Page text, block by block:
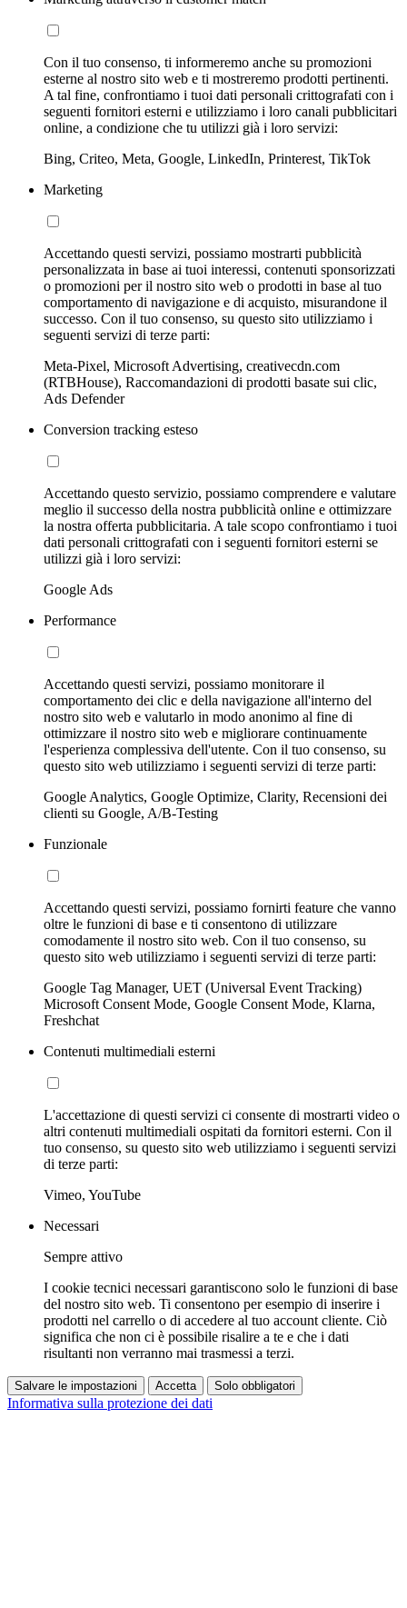
Con il tuo consenso, ti informeremo anche su promozioni
esterne al nostro sito web e ti mostreremo prodotti pertinenti.
A tal fine, confrontiamo i tuoi dati personali crittografati con i
seguenti fornitori esterni e utilizziamo i loro canali pubblicitari
online, a condizione che tu utilizzi già i loro servizi:
Bing, Criteo, Meta, Google, LinkedIn, Printerest, TikTok
Marketing
Accettando questi servizi, possiamo mostrarti pubblicità
personalizzata in base ai tuoi interessi, contenuti sponsorizzati
o promozioni per il nostro sito web o prodotti in base al tuo
comportamento di navigazione e di acquisto, misurandone il
successo. Con il tuo consenso, su questo sito utilizziamo i
seguenti servizi di terze parti:
Meta-Pixel, Microsoft Advertising, creativecdn.com
(RTBHouse), Raccomandazioni di prodotti basate sui clic,
Ads Defender
Conversion tracking esteso
Accettando questo servizio, possiamo comprendere e valutare
meglio il successo della nostra pubblicità online e ottimizzare
la nostra offerta pubblicitaria. A tale scopo confrontiamo i tuoi
dati personali crittografati con i seguenti fornitori esterni se
utilizzi già i loro servizi:
Google Ads
Performance
Accettando questi servizi, possiamo monitorare il
comportamento dei clic e della navigazione all'interno del
nostro sito web e valutarlo in modo anonimo al fine di
ottimizzare il nostro sito web e migliorare continuamente
l'esperienza complessiva dell'utente. Con il tuo consenso, su
questo sito web utilizziamo i seguenti servizi di terze parti:
Google Analytics, Google Optimize, Clarity, Recensioni dei
clienti su Google, A/B-Testing
Funzionale
Accettando questi servizi, possiamo fornirti feature che vanno
oltre le funzioni di base e ti consentono di utilizzare
comodamente il nostro sito web. Con il tuo consenso, su
questo sito web utilizziamo i seguenti servizi di terze parti:
Google Tag Manager, UET (Universal Event Tracking)
Microsoft Consent Mode, Google Consent Mode, Klarna,
Freshchat
Contenuti multimediali esterni
L'accettazione di questi servizi ci consente di mostrarti video o
altri contenuti multimediali ospitati da fornitori esterni. Con il
tuo consenso, su questo sito web utilizziamo i seguenti servizi
di terze parti:
Vimeo, YouTube
Necessari
Sempre attivo
I cookie tecnici necessari garantiscono solo le funzioni di base
del nostro sito web. Ti consentono per esempio di inserire i
prodotti nel carrello o di accedere al tuo account cliente. Ciò
significa che non ci è possibile risalire a te e che i dati
risultanti non verranno mai trasmessi a terzi.
Salvare le impostazioni Accetta Solo obbligatori
Informativa sulla protezione dei dati